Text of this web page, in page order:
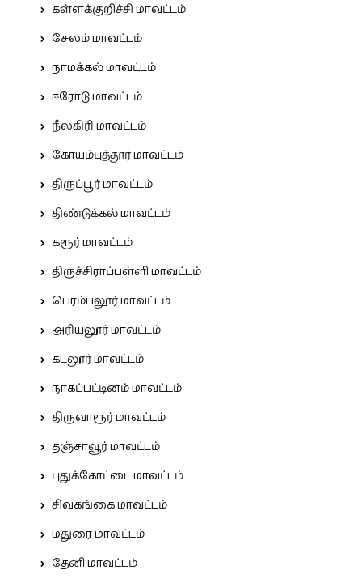
கள்ளக்குறிச்சி மாவட்டம்
சேலம் மாவட்டம்
நாமக்கல் மாவட்டம்
ஈரோடு மாவட்டம்
நீலகிரி மாவட்டம்
கோயம்புத்தூர் மாவட்டம்
திருப்பூர் மாவட்டம்
திண்டுக்கல் மாவட்டம்
கரூர் மாவட்டம்
திருச்சிராப்பள்ளி மாவட்டம்
பெரம்பலூர் மாவட்டம்
அரியலூர் மாவட்டம்
கடலூர் மாவட்டம்
நாகப்பட்டினம் மாவட்டம்
திருவாரூர் மாவட்டம்
தஞ்சாவூர் மாவட்டம்
புதுக்கோட்டை மாவட்டம்
சிவகங்கை மாவட்டம்
மதுரை மாவட்டம்
தேனி மாவட்டம்